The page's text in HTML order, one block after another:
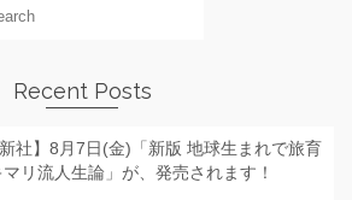
Recent Posts
新社】8月7日(金)「新版 地球生まれで旅育
リ流人生論」が、発売されます！